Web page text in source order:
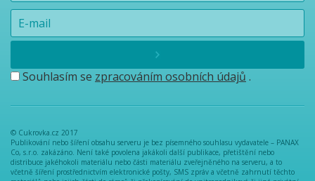
Souhlasím se zpracováním osobních údajů .
© Cukrovka.cz 2017
Publikování nebo šíření obsahu serveru je bez písemného souhlasu vydavatele – PANAX
Co, s.r.o. zakázáno. Není také povolena jakákoli další publikace, přetištění nebo
distribuce jakéhokoli materiálu nebo části materiálu zveřejněného na serveru, a to
včetně šíření prostřednictvím elektronické pošty, SMS zpráv a včetně zahrnutí těchto